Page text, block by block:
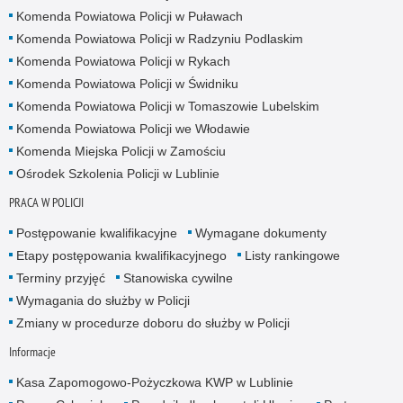
Komenda Powiatowa Policji w Puławach
Komenda Powiatowa Policji w Radzyniu Podlaskim
Komenda Powiatowa Policji w Rykach
Komenda Powiatowa Policji w Świdniku
Komenda Powiatowa Policji w Tomaszowie Lubelskim
Komenda Powiatowa Policji we Włodawie
Komenda Miejska Policji w Zamościu
Ośrodek Szkolenia Policji w Lublinie
PRACA W POLICJI
Postępowanie kwalifikacyjne
Wymagane dokumenty
Etapy postępowania kwalifikacyjnego
Listy rankingowe
Terminy przyjęć
Stanowiska cywilne
Wymagania do służby w Policji
Zmiany w procedurze doboru do służby w Policji
Informacje
Kasa Zapomogowo-Pożyczkowa KWP w Lublinie